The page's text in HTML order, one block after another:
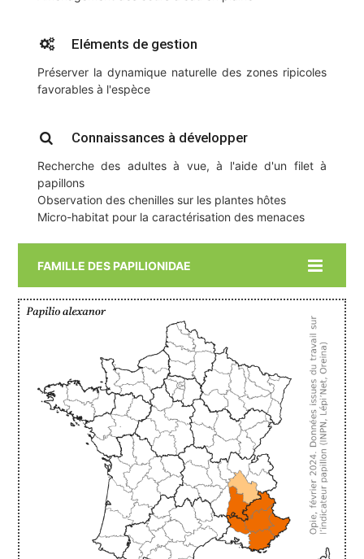
Eléments de gestion
Préserver la dynamique naturelle des zones ripicoles
favorables à l'espèce
Connaissances à développer
Recherche des adultes à vue, à l'aide d'un filet à
papillons
Observation des chenilles sur les plantes hôtes
Micro-habitat pour la caractérisation des menaces
FAMILLE DES PAPILIONIDAE